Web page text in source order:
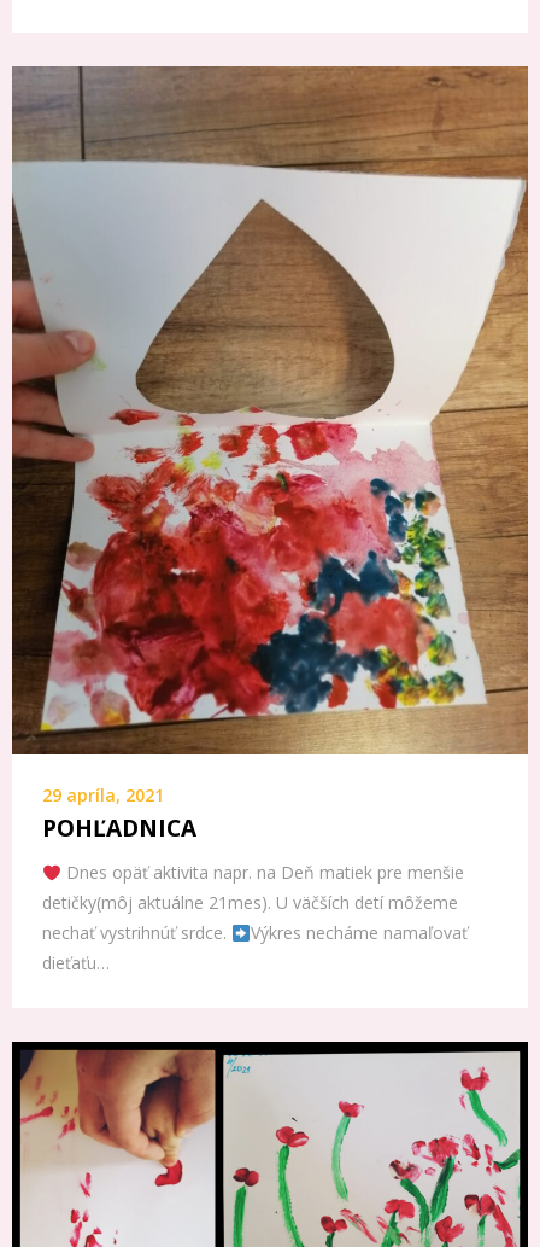
29 apríla, 2021
POHĽADNICA
Dnes opäť aktivita napr. na Deň matiek pre menšie
detičky(môj aktuálne 21mes). U väčších detí môžeme
nechať vystrihnúť srdce.
Výkres necháme namaľovať
dieťaťu…